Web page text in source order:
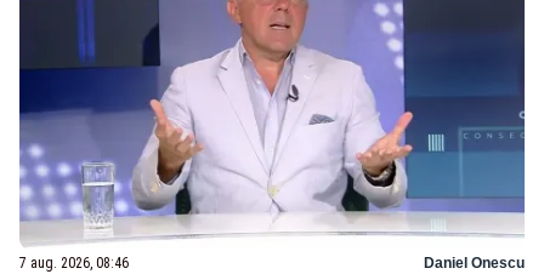
7 aug. 2026, 08:46 Daniel Onescu